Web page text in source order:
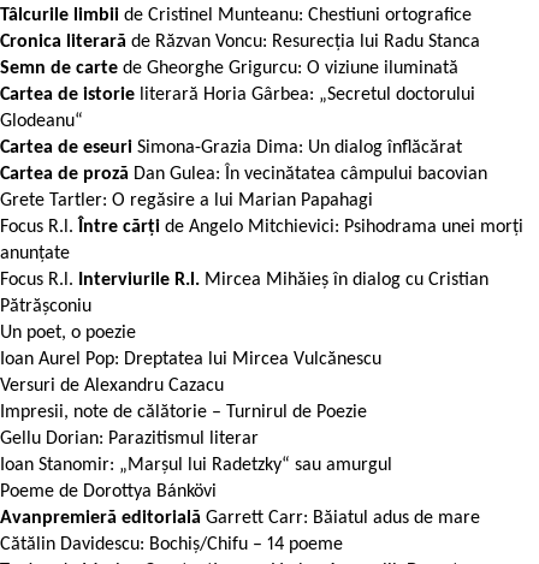
Tâlcurile limbii de Cristinel Munteanu: Chestiuni ortografice
Cronica literară de Răzvan Voncu: Resurecția lui Radu Stanca
Semn de carte de Gheorghe Grigurcu: O viziune iluminată
Cartea de istorie literară Horia Gârbea: „Secretul doctorului
Glodeanu“
Cartea de eseuri Simona-Grazia Dima: Un dialog înflăcărat
Cartea de proză Dan Gulea: În vecinătatea câmpului bacovian
Grete Tartler: O regăsire a lui Marian Papahagi
Focus R.l. Între cărți de Angelo Mitchievici: Psihodrama unei morți
anunțate
Focus R.l. Interviurile R.l. Mircea Mihăieș în dialog cu Cristian
Pătrășconiu
Un poet, o poezie
Ioan Aurel Pop: Dreptatea lui Mircea Vulcănescu
Versuri de Alexandru Cazacu
Impresii, note de călătorie – Turnirul de Poezie
Gellu Dorian: Parazitismul literar
Ioan Stanomir: „Marşul lui Radetzky“ sau amurgul
Poeme de Dorottya Bánkövi
Avanpremieră editorială Garrett Carr: Băiatul adus de mare
Cătălin Davidescu: Bochiș/Chifu – 14 poeme